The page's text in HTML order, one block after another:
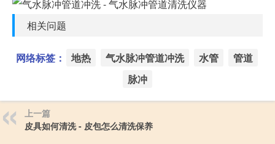
相关问题
网络标签： 地热 气水脉冲管道冲洗 水管
管道
脉冲
上一篇
皮具如何清洗 - 皮包怎么清洗保养